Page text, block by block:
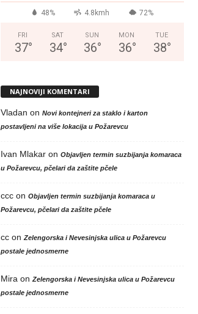
48% 4.8kmh 72%
FRI
37°
SAT
34°
SUN
36°
MON
36°
TUE
38°
NAJNOVIJI KOMENTARI
Vladan on Novi kontejneri za staklo i karton
postavljeni na više lokacija u Požarevcu
Ivan Mlakaron Objavljen termin suzbijanja komaraca
u Požarevcu, pčelari da zaštite pčele
cccon Objavljen termin suzbijanja komaraca u
Požarevcu, pčelari da zaštite pčele
ccon Zelengorska i Nevesinjska ulica u Požarevcu
postale jednosmerne
Mira on Zelengorska i Nevesinjska ulica u Požarevcu
postale jednosmerne